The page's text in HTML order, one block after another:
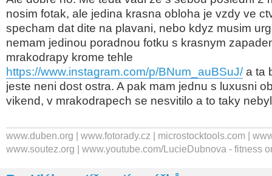
nosim fotak, ale jedina krasna obloha je vzdy ve
specham dat dite na plavani, nebo kdyz musim
nemam jedinou poradnou fotku s krasnym
mrakodrapy krome tehle
https://www.instagram.com/p/BNum_auBSuJ/a ta
jeste neni dost ostra. A pak mam jednu s luxusni
vikend, v mrakodrapech se nesvitilo a to taky
www.duben.org | www.fotorady.cz | microstocktools.com |
www.soutez.org | www.youtube.com/LucieDubnova - fitness